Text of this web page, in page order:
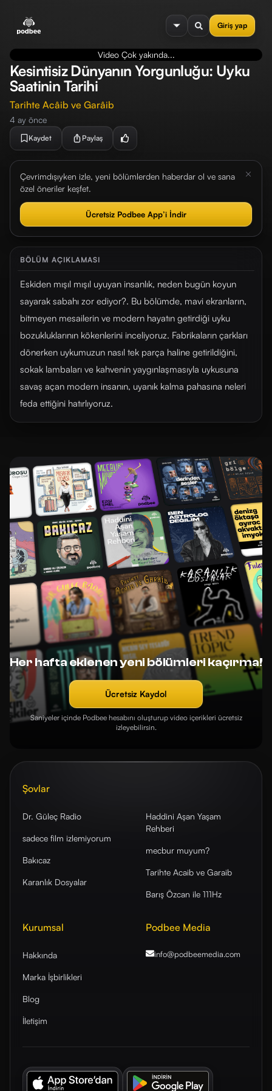
Giriş yap
menu
Video Çok yakında...
Kesintisiz Dünyanın Yorgunluğu: Uyku
Saatinin Tarihi
Tarihte Acâib ve Garâib
4 ay önce
Kaydet Paylaş
Çevrimdışıyken izle, yeni bölümlerden haberdar ol ve sana
özel öneriler keşfet.
Ücretsiz Podbee App’i İndir
BÖLÜM AÇIKLAMASI
Eskiden mışıl mışıl uyuyan insanlık, neden bugün koyun
sayarak sabahı zor ediyor?. Bu bölümde, mavi ekranların,
bitmeyen mesailerin ve modern hayatın getirdiği uyku
bozukluklarının kökenlerini inceliyoruz. Fabrikaların çarkları
dönerken uykumuzun nasıl tek parça haline getirildiğini,
sokak lambaları ve kahvenin yaygınlaşmasıyla uykusuna
savaş açan modern insanın, uyanık kalma pahasına neleri
feda ettiğini hatırlıyoruz.
Her hafta eklenen yeni bölümleri kaçırma!
Ücretsiz Kaydol
Saniyeler içinde Podbee hesabını oluşturup video içerikleri ücretsiz
izleyebilirsin.
Şovlar
Dr. Güleç Radio
sadece film izlemiyorum
Bakıcaz
Karanlık Dosyalar
Haddini Aşan Yaşam
Rehberi
mecbur muyum?
Tarihte Acaib ve Garaib
Barış Özcan ile 111Hz
Kurumsal
Hakkında
Marka İşbirlikleri
Blog
İletişim
Podbee Media
info@podbeemedia.com